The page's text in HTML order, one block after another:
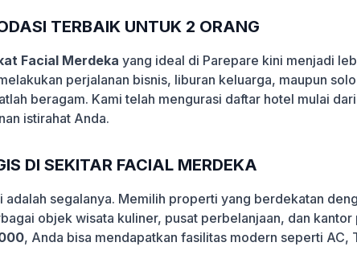
TERBAIK UNTUK 2 ORANG
Facial Merdeka yang ideal di Parepare kini menjadi
perjalanan bisnis, liburan keluarga, maupun
beragam. Kami telah mengurasi daftar hotel mulai
istirahat Anda.
DI SEKITAR FACIAL MERDEKA
adalah segalanya. Memilih properti yang berdekatan
objek wisata kuliner, pusat perbelanjaan, dan
, Anda bisa mendapatkan fasilitas modern seperti AC,